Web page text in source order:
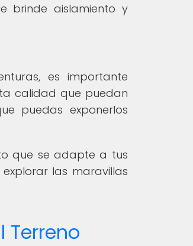
brinde aislamiento y
es importante
calidad que puedan
puedas exponerlos
que se adapte a tus
las maravillas
Terreno